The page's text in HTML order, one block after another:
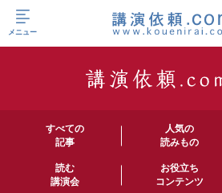
メニュー
すべての
記事
人気の
読みもの
読む
講演会
お役立ち
コンテンツ